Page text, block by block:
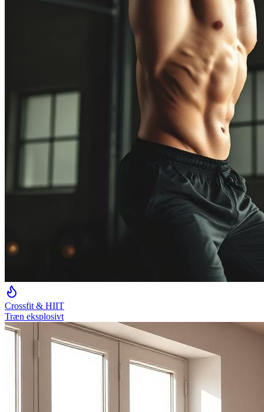
Crossfit & HIIT
Træn eksplosivt